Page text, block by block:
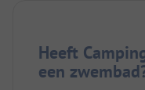
Heeft
een